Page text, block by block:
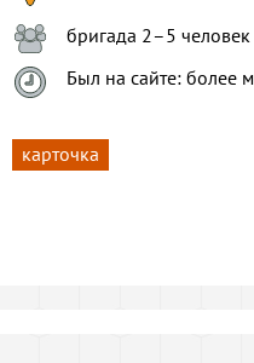
бригада 2–5 человек
Был на сайте: более
карточка